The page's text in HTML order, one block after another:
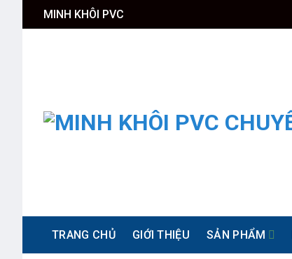
to
MINH KHÔI PVC
TRANG CHỦ GIỚI THIỆU SẢN PHẨM